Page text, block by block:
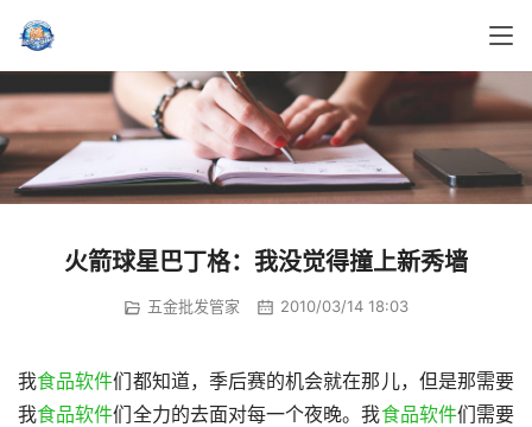
火箭球星巴丁格：我没觉得撞上新秀墙
五金批发管家 2010/03/14 18:03
我食品软件们都知道，季后赛的机会就在那儿，但是那需要
我食品软件们全力的去面对每一个夜晚。我食品软件们需要